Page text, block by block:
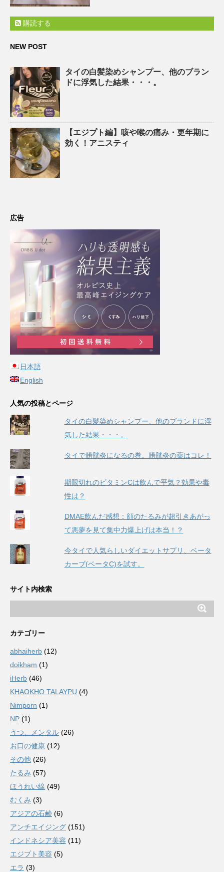
購読する
NEW POST
タイの白髪染めシャンプー、他のブラン
ドに浮気した結果・・・。
【エジプト編】咳や喉の痛み・更年期に
効く！アニスティ
広告
日本語
English
人気の投稿とページ
タイの白髪染めシャンプー、他のブランドに浮
気した結果・・・。
タイで膀胱炎になるの巻。膀胱炎の薬はコレ！
期限切れのビタミンCは飲んで平気？効果や毒
性は？
DMAE飲んだ感想：顔のたるみが超引きあがっ
て悪夢を見て集中力爆上げは本当！？
今タイで人気らしいダイエットサプリ、ベータ
カーブ(ベータC)を試す。
サイト内検索
カテゴリー
abhaiherb (12)
doikham (1)
iHerb (46)
KHAOKHO TALAYPU (4)
Nimporn (1)
NP (1)
うつ、メンタル (26)
お口の健康 (12)
その他 (26)
たるみ (57)
ほうれい線 (49)
むくみ (3)
アジアの石鹸 (6)
アンチエイジング (151)
インドネシア美容 (11)
エジプト美容 (5)
エラ (3)